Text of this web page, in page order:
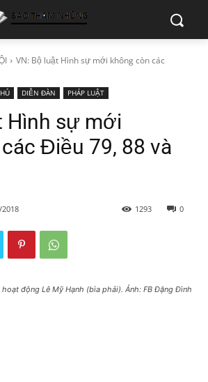
VN: Bộ luật Hình sự mới không còn các
DIỄN ĐÀN PHÁP LUẬT
Hình sự mới
Điều 79, 88 và
0
1293
động Lê Mỹ Hạnh (bìa phải). Ảnh: FB Đặng Đình